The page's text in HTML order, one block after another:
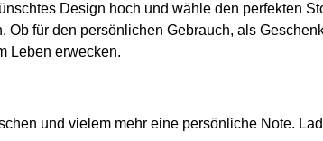
Design hoch und wähle den perfekten
für den persönlichen Gebrauch, als
Leben erwecken.
und vielem mehr eine persönliche Note.